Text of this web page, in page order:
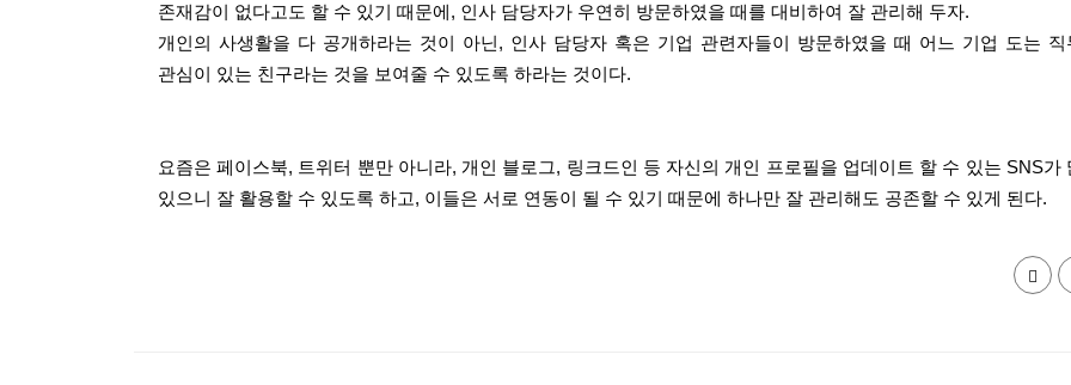
존재감이 없다고도 할 수 있기 때문에, 인사 담당자가 우연히 방문하였을 때를 대비하여 잘 관리해 두자.
개인의 사생활을 다 공개하라는 것이 아닌, 인사 담당자 혹은 기업 관련자들이 방문하였을 때 어느 기업 도는 직
관심이 있는 친구라는 것을 보여줄 수 있도록 하라는 것이다.
요즘은 페이스북, 트위터 뿐만 아니라, 개인 블로그, 링크드인 등 자신의 개인 프로필을 업데이트 할 수 있는 SNS가
있으니 잘 활용할 수 있도록 하고, 이들은 서로 연동이 될 수 있기 때문에 하나만 잘 관리해도 공존할 수 있게 된다.